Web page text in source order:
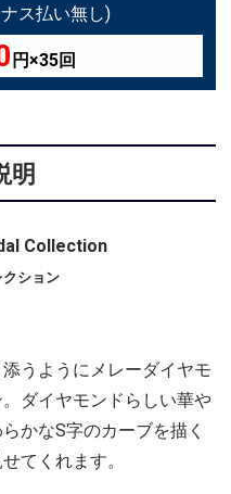
ス払い無し)
円×35回
明
Collection
クション
うようにメレーダイヤモ
ダイヤモンドらしい華や
かなS字のカーブを描く
てくれます。